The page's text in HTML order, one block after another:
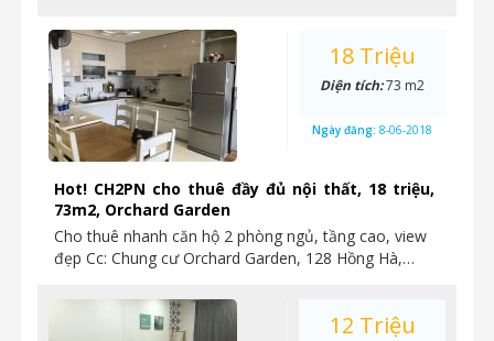
Hot! CH2PN cho thuê đầy đủ nội thất, 18 triệu,
73m2, Orchard Garden
Cho thuê nhanh căn hộ 2 phòng ngủ, tầng cao, view
đẹp Cc: Chung cư Orchard Garden, 128 Hồng Hà,…
18 Triệu
Diện tích:73 m2
Ngày đăng: 8-06-2018
12 Triệu